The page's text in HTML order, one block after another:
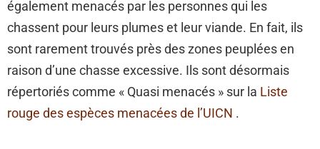
également menacés par les personnes qui les
chassent pour leurs plumes et leur viande. En fait, ils
sont rarement trouvés près des zones peuplées en
raison d’une chasse excessive. Ils sont désormais
répertoriés comme « Quasi menacés » sur la Liste
rouge des espèces menacées de l’UICN .